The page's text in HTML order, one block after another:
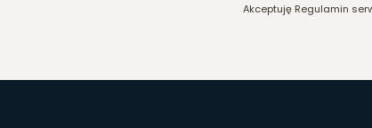
Akceptuję Regulamin